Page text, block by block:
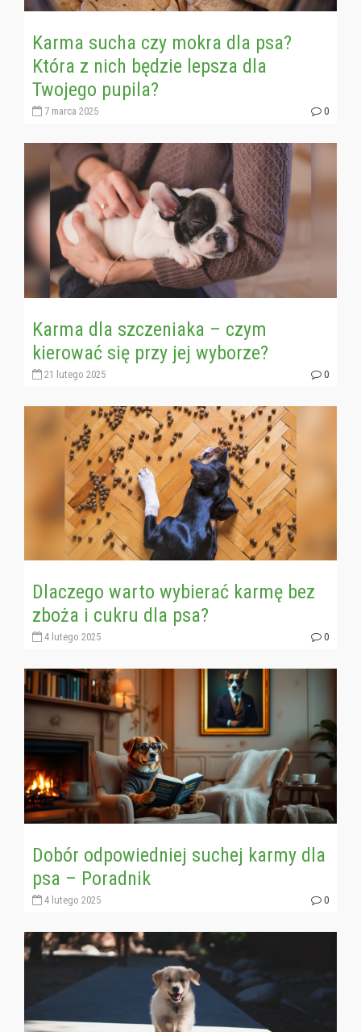
Karma sucha czy mokra dla psa?
Która z nich będzie lepsza dla
Twojego pupila?
7 marca 2025 0
Karma dla szczeniaka – czym
kierować się przy jej wyborze?
21 lutego 2025 0
Dlaczego warto wybierać karmę bez
zboża i cukru dla psa?
4 lutego 2025 0
Dobór odpowiedniej suchej karmy dla
psa – Poradnik
4 lutego 2025 0